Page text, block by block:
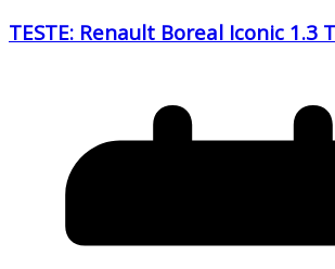
TESTE: Renault Boreal Iconic 1.3